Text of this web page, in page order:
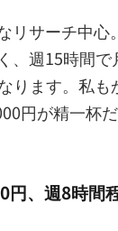
リサーチ中心
、週15時間で
ります。私も
円が精一杯
円、週8時間